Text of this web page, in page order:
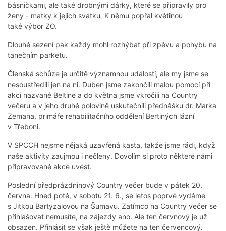
básničkami, ale také drobnými dárky, které se připravily pro
ženy - matky k jejich svátku. K němu popřál květinou
také výbor ZO.
Dlouhé sezení pak každý mohl rozhýbat při zpěvu a pohybu na
tanečním parketu.
Členská schůze je určitě významnou událostí, ale my jsme se
nesoustředili jen na ni. Duben jsme zakončili malou pomocí při
akci nazvané Beltine a do května jsme vkročili na Country
večeru a v jeho druhé polovině uskutečnili přednášku dr. Marka
Zemana, primáře rehabilitačního oddělení Bertiných lázní
v Třeboni.
V SPCCH nejsme nějaká uzavřená kasta, takže jsme rádi, když
naše aktivity zaujmou i nečleny. Dovolím si proto některé námi
připravované akce uvést.
Poslední předprázdninový Country večer bude v pátek 20.
června. Hned poté, v sobotu 21. 6., se letos poprvé vydáme
s Jitkou Bartyzalovou na Šumavu. Zatímco na Country večer se
přihlašovat nemusíte, na zájezdy ano. Ale ten červnový je už
obsazen. Přihlásit se však ještě můžete na ten červencový.